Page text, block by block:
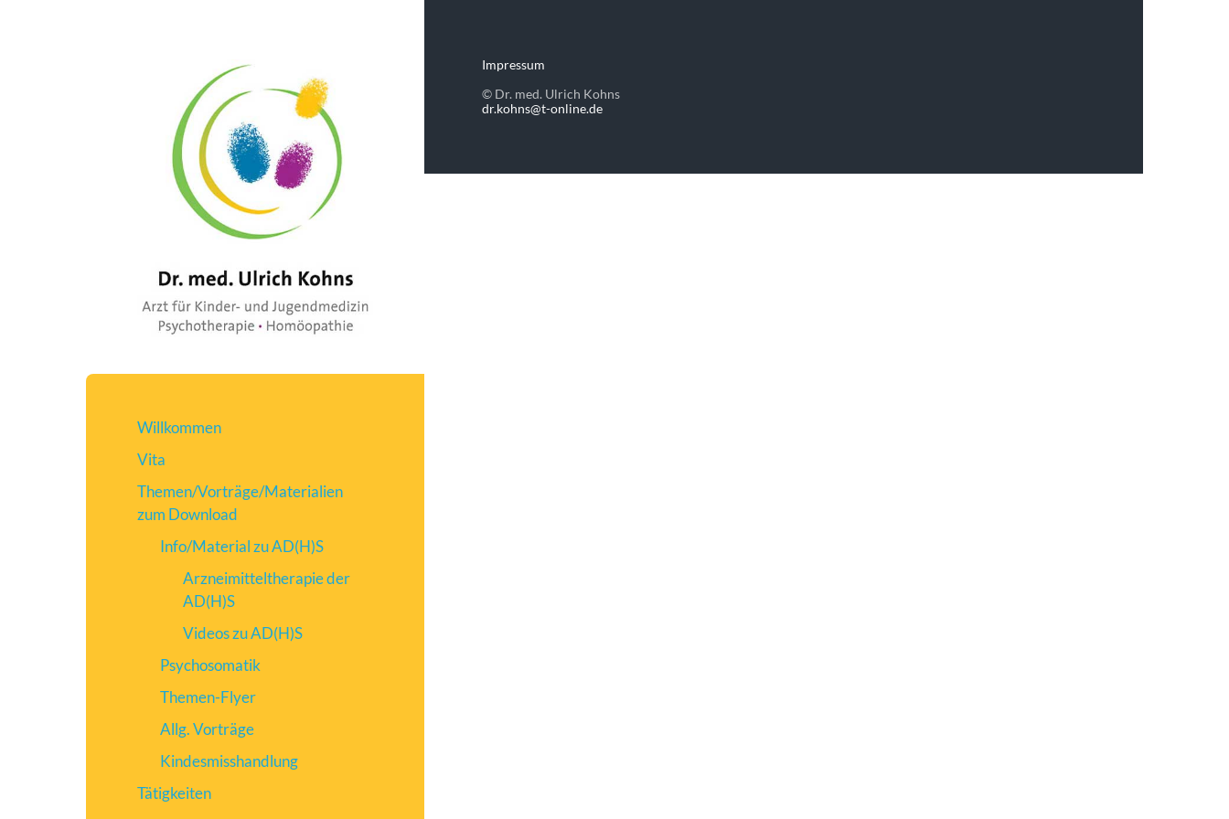
Ulrich
Willkommen
Vita
Themen/Vorträge/Materialien
zum Download
Info/Material zu AD(H)S
Arzneimitteltherapie der
AD(H)S
Videos zu AD(H)S
Psychosomatik
Themen-Flyer
Allg. Vorträge
Kindesmisshandlung
Tätigkeiten
Impressum
© Dr. med. Ulrich Kohns
dr.kohns@t-online.de